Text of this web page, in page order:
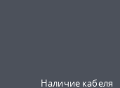
Наличие кабеля